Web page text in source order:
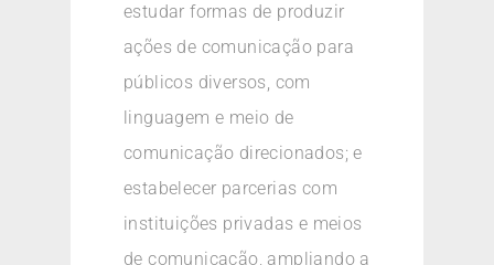
estudar formas de produzir
ações de comunicação para
públicos diversos, com
linguagem e meio de
comunicação direcionados; e
estabelecer parcerias com
instituições privadas e meios
de comunicação, ampliando a